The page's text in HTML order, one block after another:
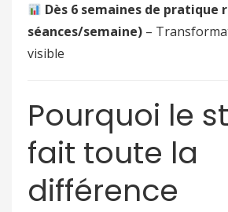
Dès 6 semaines de pratique
séances/semaine) –
visible
Pourquoi le
fait toute la
différence